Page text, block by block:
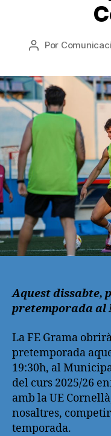
Autor
entrada
Por
Aquest dissabte,
pretemporada al
La FE Grama
pretemporada
19:30h, al
del curs 2025/26
amb la UE
nosaltres,
temporada.